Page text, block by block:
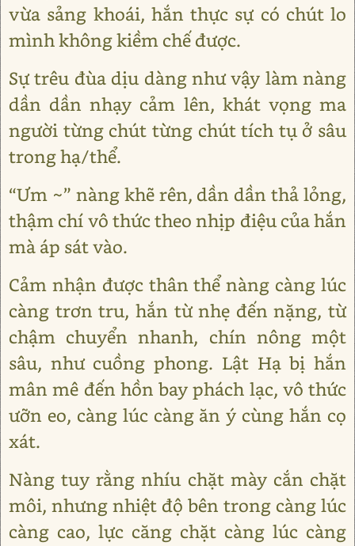
vừa sảng khoái, hắn thực sự có chút lo
mình không kiềm chế được.
Sự trêu đùa dịu dàng như vậy làm nàng
dần dần nhạy cảm lên, khát vọng ma
người từng chút từng chút tích tụ ở sâu
trong hạ/thể.
“Ưm ~” nàng khẽ rên, dần dần thả lỏng,
thậm chí vô thức theo nhịp điệu của hắn
mà áp sát vào.
Cảm nhận được thân thể nàng càng lúc
càng trơn tru, hắn từ nhẹ đến nặng, từ
chậm chuyển nhanh, chín nông một
sâu, như cuồng phong. Lật Hạ bị hắn
mân mê đến hồn bay phách lạc, vô thức
ưỡn eo, càng lúc càng ăn ý cùng hắn cọ
xát.
Nàng tuy rằng nhíu chặt mày cắn chặt
môi, nhưng nhiệt độ bên trong càng lúc
càng cao, lực căng chặt càng lúc càng